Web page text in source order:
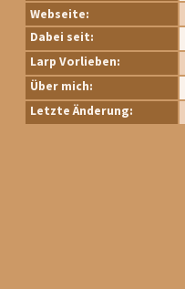
Webseite:
Dabei seit:
Larp Vorlieben:
Über mich:
Letzte Änderung: